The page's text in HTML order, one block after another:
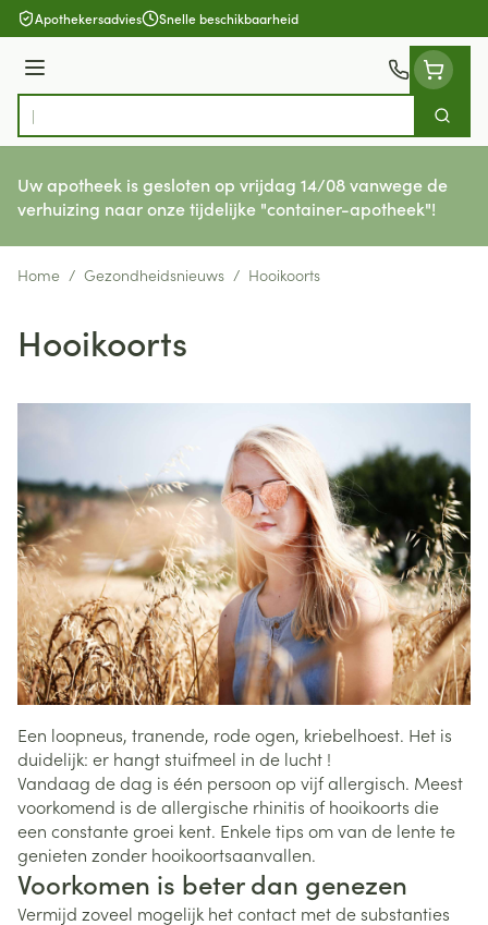
Ga naar de inhoud
Apothekersadvies Snelle beschikbaarheid
Menu
Product, merk, categorie...
Zoek
Uw apotheek is gesloten op vrijdag 14/08 vanwege de
verhuizing naar onze tijdelijke "container-apotheek"!
Home / Gezondheidsnieuws / Hooikoorts
Hooikoorts
Een loopneus, tranende, rode ogen, kriebelhoest. Het is
duidelijk: er hangt stuifmeel in de lucht !
Vandaag de dag is één persoon op vijf allergisch. Meest
voorkomend is de allergische rhinitis of hooikoorts die
een constante groei kent. Enkele tips om van de lente te
genieten zonder hooikoortsaanvallen.
Voorkomen is beter dan genezen
Vermijd zoveel mogelijk het contact met de substanties